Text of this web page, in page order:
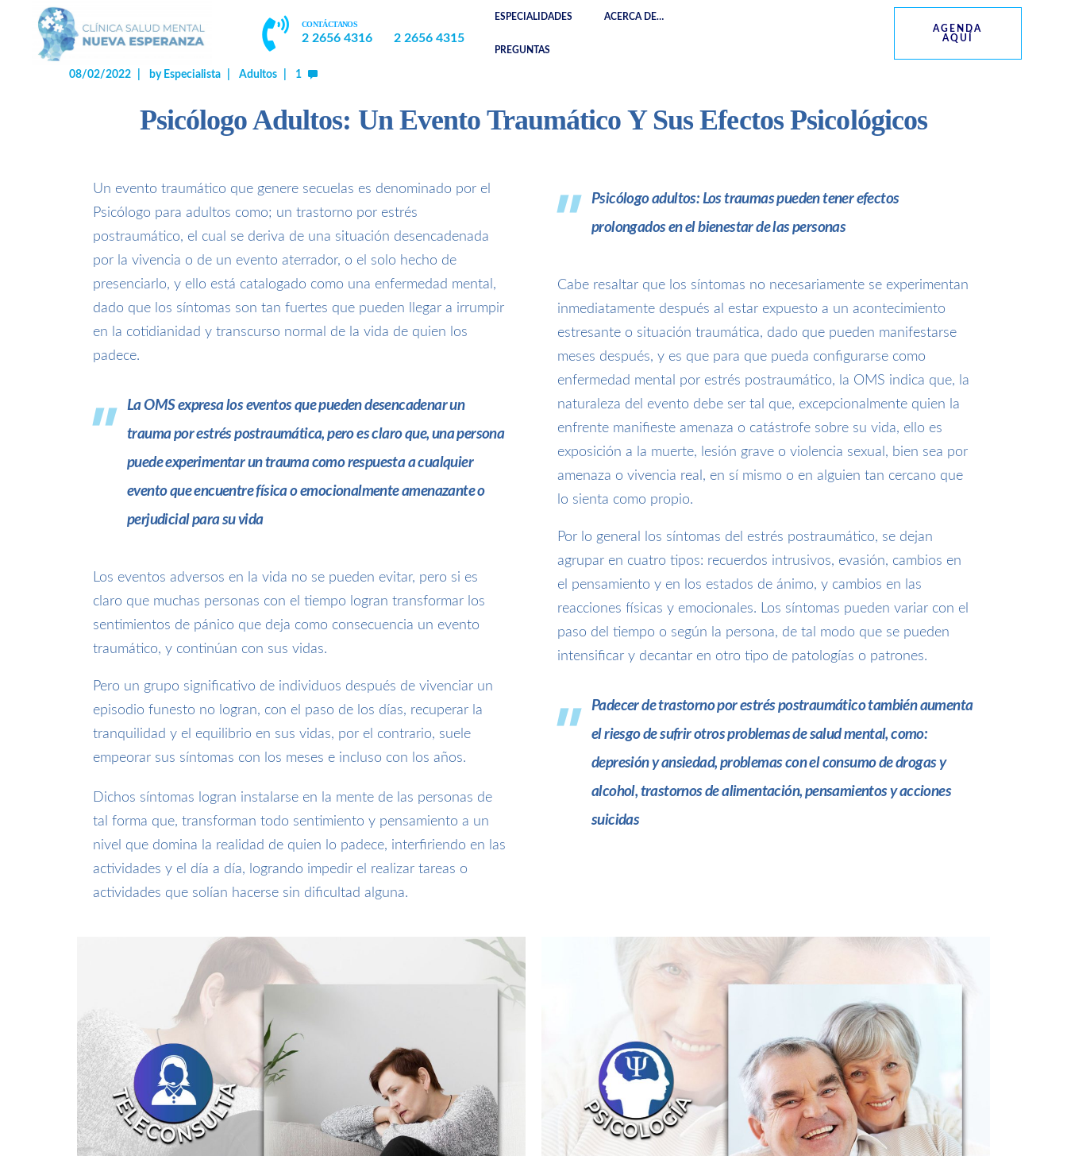
CONTÁCTANOS
2 2656 4316 2 2656 4315
ESPECIALIDADES ACERCA DE…
PREGUNTAS
AGENDA
AQUÍ
08/02/2022 by Especialista Adultos 1
Psicólogo Adultos: Un Evento Traumático Y Sus Efectos Psicológicos
Un evento traumático que genere secuelas es denominado por el
Psicólogo para adultos como; un trastorno por estrés
postraumático, el cual se deriva de una situación desencadenada
por la vivencia o de un evento aterrador, o el solo hecho de
presenciarlo, y ello está catalogado como una enfermedad mental,
dado que los síntomas son tan fuertes que pueden llegar a irrumpir
en la cotidianidad y transcurso normal de la vida de quien los
padece.
La OMS expresa los eventos que pueden desencadenar un
trauma por estrés postraumática, pero es claro que, una persona
puede experimentar un trauma como respuesta a cualquier
evento que encuentre física o emocionalmente amenazante o
perjudicial para su vida
Los eventos adversos en la vida no se pueden evitar, pero si es
claro que muchas personas con el tiempo logran transformar los
sentimientos de pánico que deja como consecuencia un evento
traumático, y continúan con sus vidas.
Pero un grupo significativo de individuos después de vivenciar un
episodio funesto no logran, con el paso de los días, recuperar la
tranquilidad y el equilibrio en sus vidas, por el contrario, suele
empeorar sus síntomas con los meses e incluso con los años.
Dichos síntomas logran instalarse en la mente de las personas de
tal forma que, transforman todo sentimiento y pensamiento a un
nivel que domina la realidad de quien lo padece, interfiriendo en las
actividades y el día a día, logrando impedir el realizar tareas o
actividades que solían hacerse sin dificultad alguna.
Psicólogo adultos: Los traumas pueden tener efectos
prolongados en el bienestar de las personas
Cabe resaltar que los síntomas no necesariamente se experimentan
inmediatamente después al estar expuesto a un acontecimiento
estresante o situación traumática, dado que pueden manifestarse
meses después, y es que para que pueda configurarse como
enfermedad mental por estrés postraumático, la OMS indica que, la
naturaleza del evento debe ser tal que, excepcionalmente quien la
enfrente manifieste amenaza o catástrofe sobre su vida, ello es
exposición a la muerte, lesión grave o violencia sexual, bien sea por
amenaza o vivencia real, en sí mismo o en alguien tan cercano que
lo sienta como propio.
Por lo general los síntomas del estrés postraumático, se dejan
agrupar en cuatro tipos: recuerdos intrusivos, evasión, cambios en
el pensamiento y en los estados de ánimo, y cambios en las
reacciones físicas y emocionales. Los síntomas pueden variar con el
paso del tiempo o según la persona, de tal modo que se pueden
intensificar y decantar en otro tipo de patologías o patrones.
Padecer de trastorno por estrés postraumático también aumenta
el riesgo de sufrir otros problemas de salud mental, como:
depresión y ansiedad, problemas con el consumo de drogas y
alcohol, trastornos de alimentación, pensamientos y acciones
suicidas